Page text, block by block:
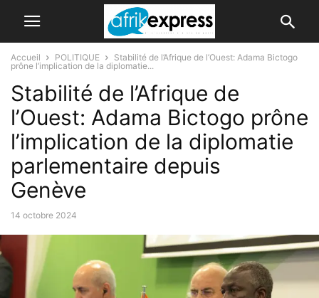
Accueil POLITIQUE
Stabilité de l’Afrique de l’Ouest: Adama Bictogo
prône l’implication de la diplomatie...
Stabilité de l’Afrique de
l’Ouest: Adama Bictogo prône
l’implication de la diplomatie
parlementaire depuis
Genève
14 octobre 2024